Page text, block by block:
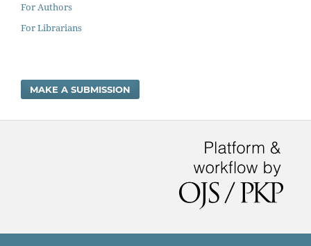
For Authors
For Librarians
MAKE A SUBMISSION